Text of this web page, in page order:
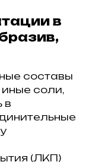
в
составы
соли,
в
(ЛКП)